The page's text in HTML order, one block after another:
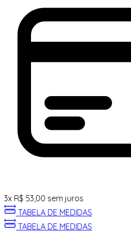
3x R$ 53,00 sem juros
TABELA DE MEDIDAS
TABELA DE MEDIDAS